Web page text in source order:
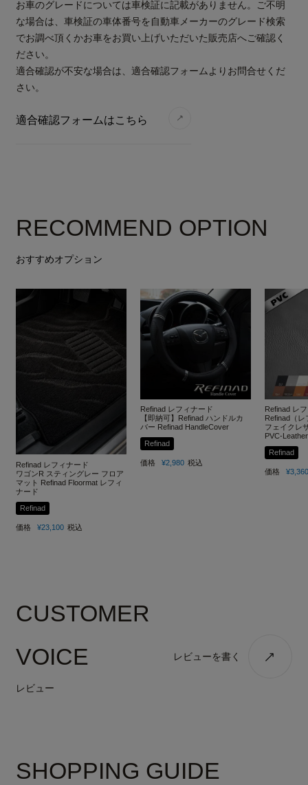
お車のグレードについては車検証に記載がありません。ご不明
な場合は、車検証の車体番号を自動車メーカーのグレード検索
でお調べ頂くかお車をお買い上げいただいた販売店へご確認く
ださい。
適合確認が不安な場合は、適合確認フォームよりお問合せくだ
さい。
適合確認フォームはこちら
RECOMMEND OPTION
おすすめオプション
Refinad レフィナード
ワゴンR スティングレー フロア
マット Refinad Floormat レフィ
ナード
Refinad
価格 ¥23,100 税込
Refinad レフィナード
【即納可】Refinad ハンドルカ
バー Refinad HandleCover
Refinad
価格 ¥2,980 税込
Refinad レ
Refinad（
フェイクレ
PVC-Leather
Refinad
価格 ¥3,360
CUSTOMER
VOICE
レビュー
レビューを書く
SHOPPING GUIDE